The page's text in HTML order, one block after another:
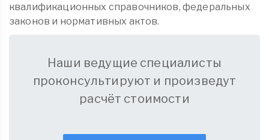
квалификационных справочников, федеральных
законов и нормативных актов.
Наши ведущие специалисты
проконсультируют и произведут
расчёт стоимости